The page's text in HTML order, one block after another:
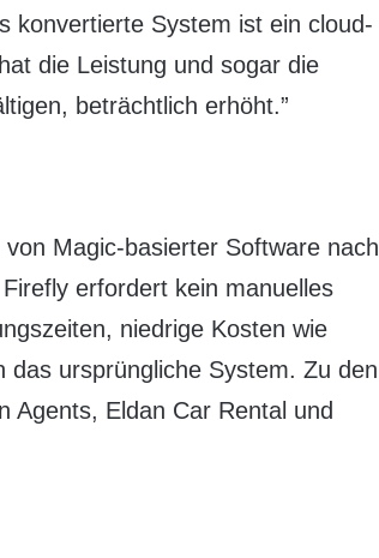
konvertierte System ist ein cloud-
die Leistung und sogar die
beträchtlich erhöht.”
Magic-basierter Software nach
erfordert kein manuelles
niedrige Kosten wie
ursprüngliche System. Zu den
Agents, Eldan Car Rental und